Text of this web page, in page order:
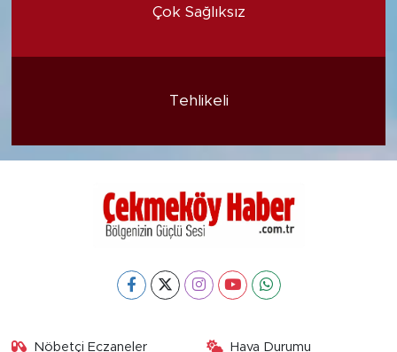
Çok Sağlıksız
Tehlikeli
Nöbetçi Eczaneler Hava Durumu